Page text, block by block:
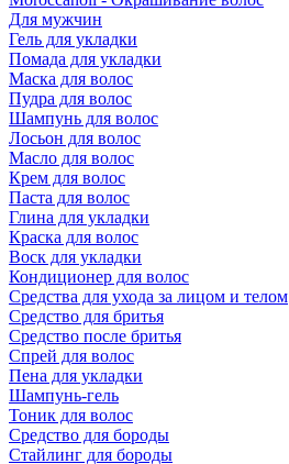
Для мужчин
Гель для укладки
Помада для укладки
Маска для волос
Пудра для волос
Шампунь для волос
Лосьон для волос
Масло для волос
Крем для волос
Паста для волос
Глина для укладки
Краска для волос
Воск для укладки
Кондиционер для волос
Средства для ухода за лицом и телом
Средство для бритья
Средство после бритья
Спрей для волос
Пена для укладки
Шампунь-гель
Тоник для волос
Средство для бороды
Стайлинг для бороды